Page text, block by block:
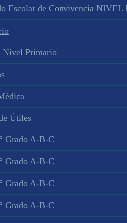
Escolar de Convivencia
Nivel Primario
Útiles
Grado A-B-C
Grado A-B-C
Grado A-B-C
Grado A-B-C